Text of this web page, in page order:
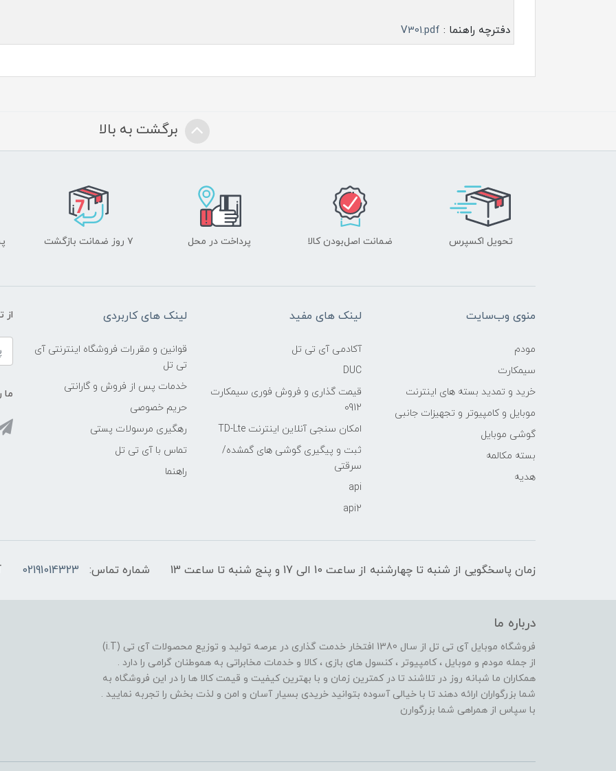
دفترچه راهنما : V301.pdf
برگشت به بالا
تحویل اکسپرس ضمانت اصل‌بودن کالا پرداخت در محل ۷ روز ضمانت بازگشت
منوی وب‌سایت
مودم
سیمکارت
خرید و تمدید بسته های اینترنت
موبایل و کامپیوتر و تجهیزات جانبی
گوشی موبایل
بسته مکالمه
هدیه
لینک های مفید
آکادمی آی تی تل
DUC
قیمت گذاری و فروش فوری سیمکارت
0912
امکان سنجی آنلاین اینترنت TD-Lte
ثبت و پیگیری گوشی های گمشده/
سرقتی
api
api2
لینک های کاربردی
قوانین و مقررات فروشگاه اینترنتی آی
تی تل
خدمات پس از فروش و گارانتی
حریم خصوصی
رهگیری مرسولات پستی
تماس با آی تی تل
راهنما
از
ما
زمان پاسخگویی از شنبه تا چهارشنبه از ساعت 10 الی 17 و پنج شنبه تا ساعت 13 شماره تماس: 02191014323
درباره ما
فروشگاه موبایل آی تی تل از سال 1380 افتخار خدمت گذاری در عرصه تولید و توزیع محصولات آی تی (i.T)
از جمله مودم و موبایل ، کامپیوتر ، کنسول های بازی ، کالا و خدمات مخابراتی به هموطنان گرامی را دارد .
همکاران ما شبانه روز در تلاشند تا در کمترین زمان و با بهترین کیفیت و قیمت کالا ها را در این فروشگاه به
شما بزرگواران ارائه دهند تا با خیالی آسوده بتوانید خریدی بسیار آسان و امن و لذت بخش را تجربه نمایید .
با سپاس از همراهی شما بزرگوارن